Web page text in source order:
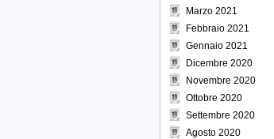
Marzo 2021
Febbraio 2021
Gennaio 2021
Dicembre 2020
Novembre 2020
Ottobre 2020
Settembre 2020
Agosto 2020